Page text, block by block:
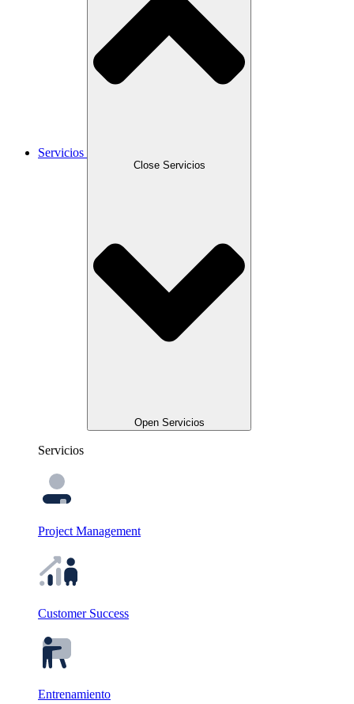
Servicios
Close Servicios
Open Servicios
Servicios
Project Management
Customer Success
Entrenamiento